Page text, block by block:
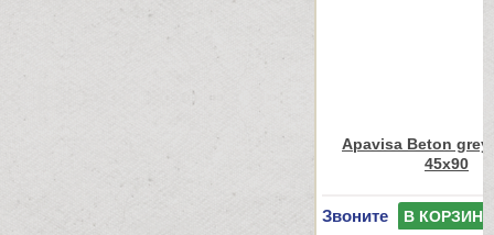
Apavisa Beton
45x90
Звоните В КОРЗИНУ